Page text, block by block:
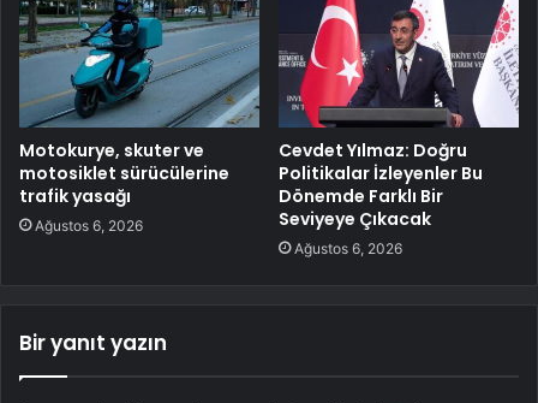
Motokurye, skuter ve
motosiklet sürücülerine
trafik yasağı
Ağustos 6, 2026
Cevdet Yılmaz: Doğru
Politikalar İzleyenler Bu
Dönemde Farklı Bir
Seviyeye Çıkacak
Ağustos 6, 2026
Bir yanıt yazın